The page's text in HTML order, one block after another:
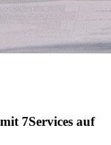
7Services auf